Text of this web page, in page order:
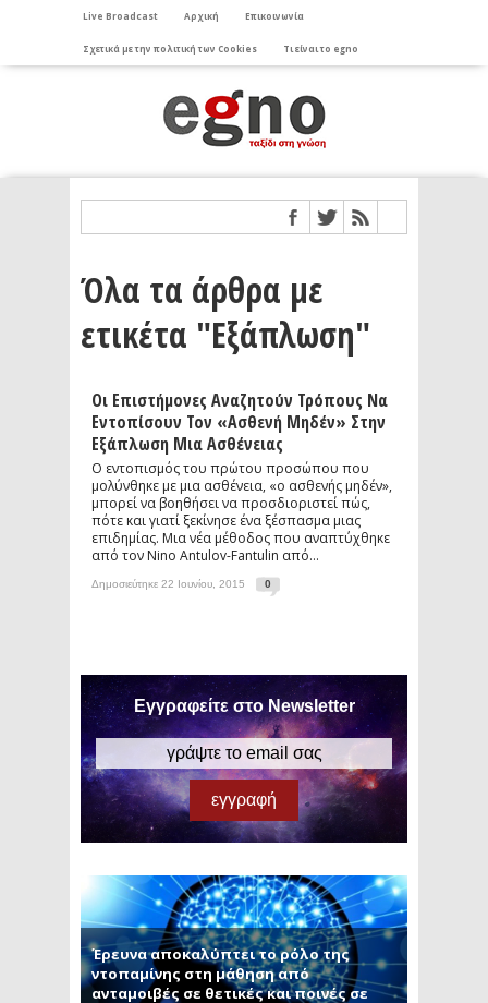
Live Broadcast Αρχική Επικοινωνία
Σχετικά με την πολιτική των Cookies Τι είναι το egno
Όλα τα άρθρα με
ετικέτα "Εξάπλωση"
Οι Επιστήμονες Αναζητούν Τρόπους Να
Εντοπίσουν Τον «ασθενή Μηδέν» Στην
Εξάπλωση Μια Ασθένειας
Ο εντοπισμός του πρώτου προσώπου που
μολύνθηκε με μια ασθένεια, «ο ασθενής μηδέν»,
μπορεί να βοηθήσει να προσδιοριστεί πώς,
πότε και γιατί ξεκίνησε ένα ξέσπασμα μιας
επιδημίας. Μια νέα μέθοδος που αναπτύχθηκε
από τον Nino Antulov-Fantulin από...
Δημοσιεύτηκε 22 Ιουνίου, 2015 0
Εγγραφείτε στο Newsletter
Έρευνα αποκαλύπτει το ρόλο της
ντοπαμίνης στη μάθηση από
ανταμοιβές σε θετικές και ποινές σε